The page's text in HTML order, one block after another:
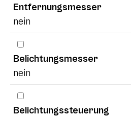
Entfernungsmesser
nein
Belichtungsmesser
nein
Belichtungssteuerung